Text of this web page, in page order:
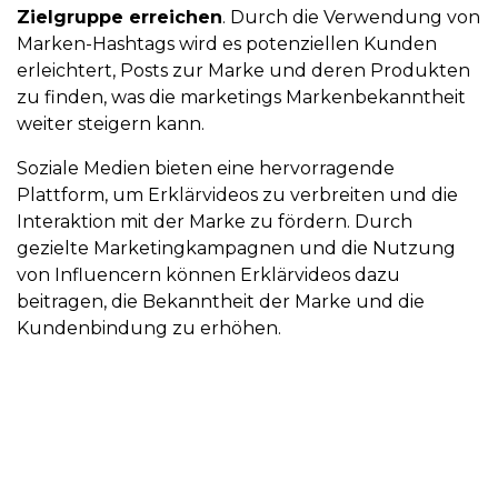
Zielgruppe erreichen. Durch die Verwendung von
Marken-Hashtags wird es potenziellen Kunden
erleichtert, Posts zur Marke und deren Produkten
zu finden, was die marketings Markenbekanntheit
weiter steigern kann.
Soziale Medien bieten eine hervorragende
Plattform, um Erklärvideos zu verbreiten und die
Interaktion mit der Marke zu fördern. Durch
gezielte Marketingkampagnen und die Nutzung
von Influencern können Erklärvideos dazu
beitragen, die Bekanntheit der Marke und die
Kundenbindung zu erhöhen.